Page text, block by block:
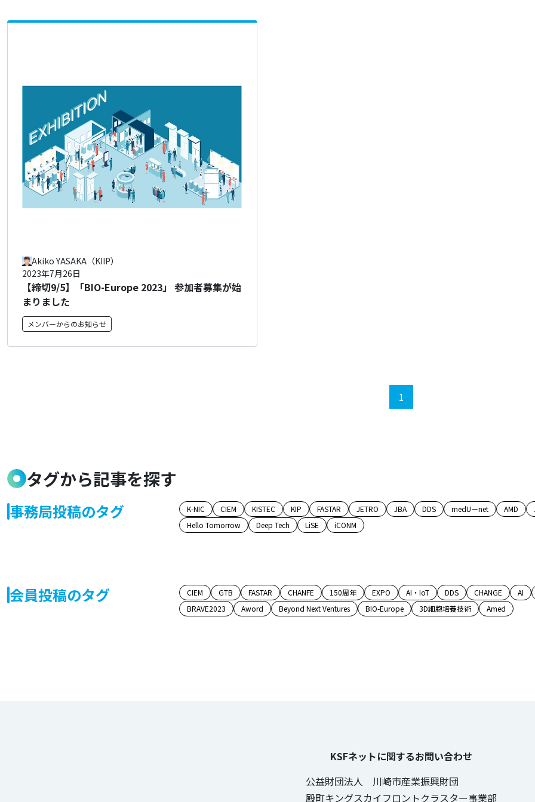
【締切9/5】「BIO-Europe 2023」 参加者募集が始
まりました
2023年7月26日
Akiko YASAKA（KIIP）
メンバーからのお知らせ
1
タグから記事を探す
事務局投稿のタグ K-NIC CIEM KISTEC KIP FASTAR JETRO JBA DDS medU－net AMD
Hello Tomorrow
Deep Tech LiSE iCONM
会員投稿のタグ CIEM GTB FASTAR CHANFE 150周年 EXPO AI・IoT DDS CHANGE AI
BRAVE2023
Aword Beyond Next Ventures BIO-Europe 3D細胞培養技術 Amed
KSFネットに関するお問い合わせ
公益財団法人 川崎市産業振興財団
殿町キングスカイフロントクラスター事業部